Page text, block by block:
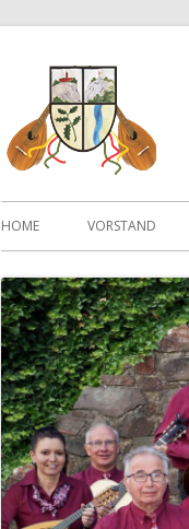
Primäres
Menü
HOME VORSTAND